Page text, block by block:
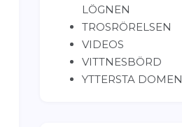
LÖGNEN
TROSRÖRELSEN
VIDEOS
VITTNESBÖRD
YTTERSTA DOMEN